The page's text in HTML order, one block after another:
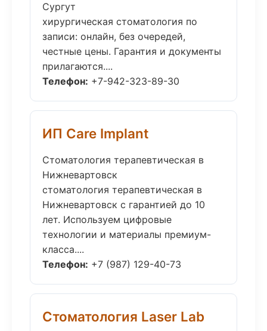
Сургут
хирургическая стоматология по
записи: онлайн, без очередей,
честные цены. Гарантия и документы
прилагаются....
Телефон: +7-942-323-89-30
ИП Care Implant
Стоматология терапевтическая в
Нижневартовск
стоматология терапевтическая в
Нижневартовск с гарантией до 10
лет. Используем цифровые
технологии и материалы премиум-
класса....
Телефон: +7 (987) 129-40-73
Стоматология Laser Lab